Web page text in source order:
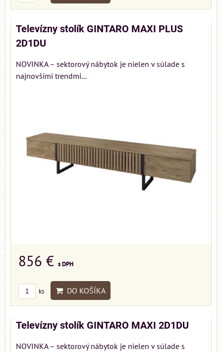
Televízny stolík GINTARO MAXI PLUS
2D1DU
NOVINKA – sektorový nábytok je nielen v súlade s
najnovšími trendmi...
856 € s DPH
ks DO KOŠÍKA
Televízny stolík GINTARO MAXI 2D1DU
NOVINKA – sektorový nábytok je nielen v súlade s